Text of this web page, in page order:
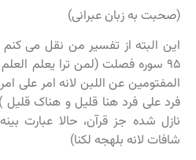
(صحبت به زبان عبرانی)
این البته از تفسیر من نقل می
۹۵ سوره فصلت (لمن ترا یعلم
المفتومین عن اللبن لانه امر علی
فرد علی فرد هنا قلیل و هناک
نازل شده جز قرآن، حالا عبارت
شافات لانه بلهجه لکنا)